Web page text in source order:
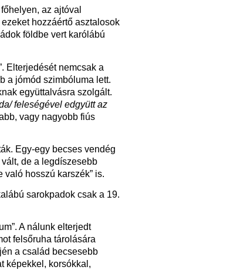
az ajtóval
hozzáértő asztalosok
földbe vert karólábú
Elterjedését nemcsak a
a jómód szimbóluma lett.
együttalvásra szolgált.
feleségével edgyütt az
vagy nagyobb fiús
Egy-egy becses vendég
de a legdíszesebb
hosszú karszék” is.
sarokpadok csak a 19.
A nálunk elterjedt
felsőruha tárolására
a család becsesebb
képekkel, korsókkal,